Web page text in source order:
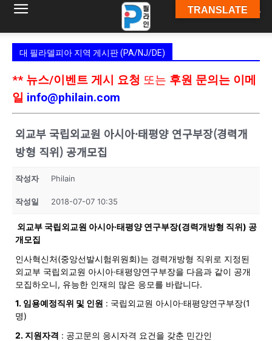
대 필라델피아 지역 게시판 (PA/NJ/DE)
** 뉴스/이벤트 게시 요청 또는 후원 문의는 이메
일 info@philain.com
외교부 국립외교원 아시아·태평양 연구부장(경력개
방형 직위) 공개모집
작성자 Philain
작성일 2018-07-07 10:35
외교부 국립외교원 아시아·태평양 연구부장(경력개방형 직위) 공
개모집
인사혁신처(중앙선발시험위원회)는 경력개방형 직위로 지정된
외교부 국립외교원 아시아·태평양연구부장을 다음과 같이 공개
모집하오니, 유능한 인재의 많은 응모를 바랍니다.
1. 임용예정직위 및 인원 : 국립외교원 아시아·태평양연구부장(1
명)
2. 지원자격 : 공고문의 응시자격 요건을 갖춘 민간인
TRANSLATE